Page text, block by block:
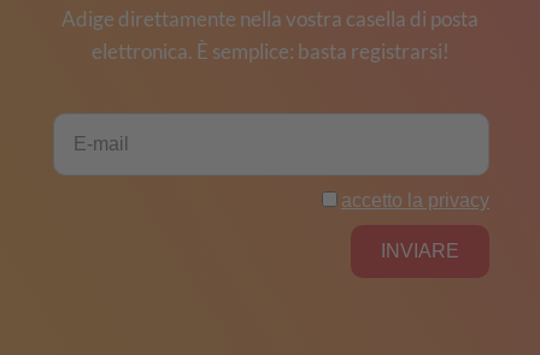
Adige direttamente nella vostra casella di posta
elettronica. È semplice: basta registrarsi!